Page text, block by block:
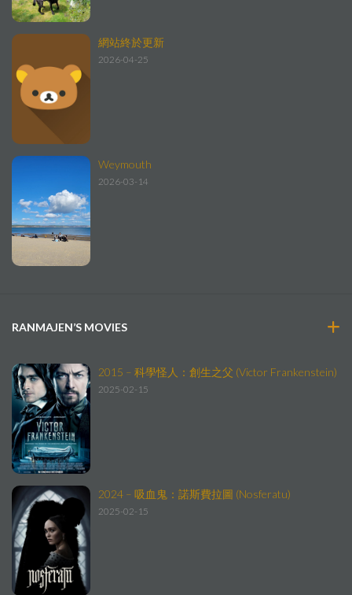
網站終於更新
2026-04-25
Weymouth
2026-03-14
RANMAJEN’S MOVIES
2015 – 科學怪人：創生之父 (Victor Frankenstein)
2025-02-15
2024 – 吸血鬼：諾斯費拉圖 (Nosferatu)
2025-02-15